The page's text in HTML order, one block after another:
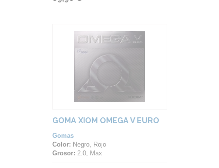
GOMA XIOM OMEGA V EURO
Gomas
Color: Negro, Rojo
Grosor: 2.0, Max